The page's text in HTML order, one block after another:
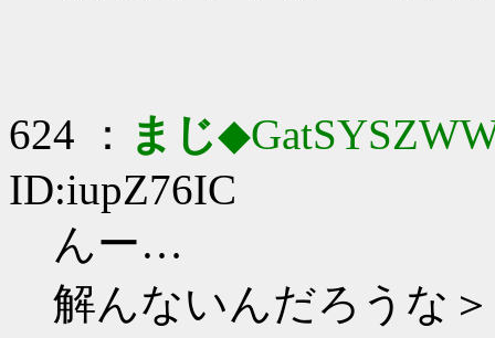
624 ： まじ
ID:iupZ76IC
んー…
解んないんだろうな